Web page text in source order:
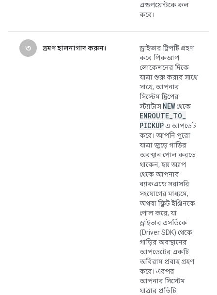
এন্ডপয়েন্টকে কল
করে।
৩ ভ্রমণ হালনাগাদ করুন।
ড্রাইভার ট্রিপটি গ্রহণ
করে পিকআপ
লোকেশনের দিকে
যাত্রা শুরু করার সাথে
সাথে, আপনার
সিস্টেম ট্রিপের
স্ট্যাটাস NEWথেকে
ENROUTE TO
PICKUP এ আপডেট
করে। আপনি পুরো
যাত্রা জুড়ে গাড়ির
অবস্থান পোল করতে
থাকেন, হয় অ্যাপ
থেকে আপনার
ব্যাকএন্ডে সরাসরি
সংযোগের মাধ্যমে,
অথবা ফ্লিট ইঞ্জিনকে
পোল করে, যা
ড্রাইভার এসডিকে
(Driver SDK) থেকে
গাড়ির অবস্থানের
আপডেটের একটি
অবিরাম প্রবাহ গ্রহণ
করে। এরপর
আপনার সিস্টেম
যাত্রার প্রতিটি